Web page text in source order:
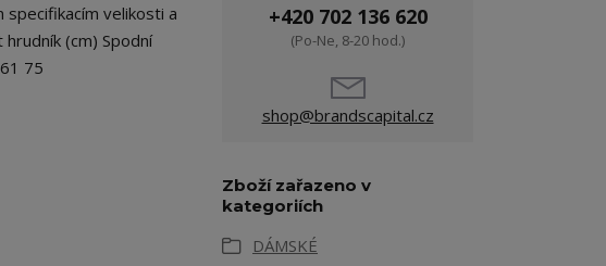
specifikacím velikosti a
(cm) Spodní
75
+420 702 136 620
(Po-Ne, 8-20 hod.)
shop@brandscapital.cz
Zboží zařazeno v
kategoriích
DÁMSKÉ